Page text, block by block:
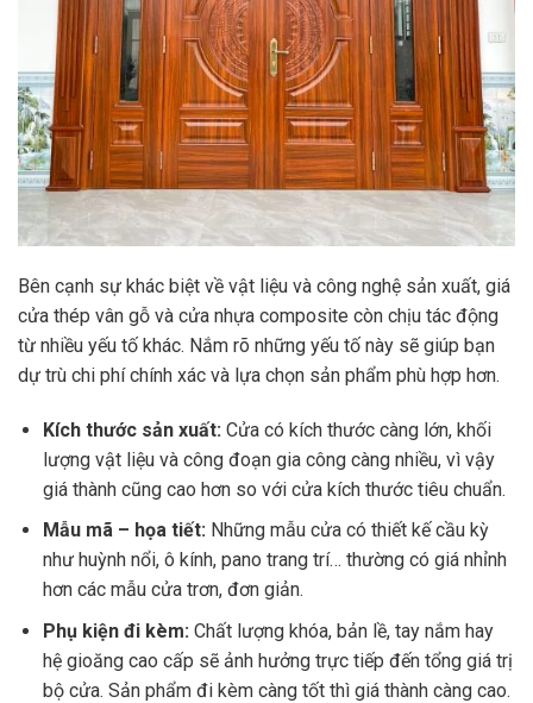
Bên cạnh sự khác biệt về vật liệu và công nghệ sản xuất, giá
cửa thép vân gỗ và cửa nhựa composite còn chịu tác động
từ nhiều yếu tố khác. Nắm rõ những yếu tố này sẽ giúp bạn
dự trù chi phí chính xác và lựa chọn sản phẩm phù hợp hơn.
Kích thước sản xuất: Cửa có kích thước càng lớn, khối
lượng vật liệu và công đoạn gia công càng nhiều, vì vậy
giá thành cũng cao hơn so với cửa kích thước tiêu chuẩn.
Mẫu mã – họa tiết: Những mẫu cửa có thiết kế cầu kỳ
như huỳnh nổi, ô kính, pano trang trí… thường có giá nhỉnh
hơn các mẫu cửa trơn, đơn giản.
Phụ kiện đi kèm: Chất lượng khóa, bản lề, tay nắm hay
hệ gioăng cao cấp sẽ ảnh hưởng trực tiếp đến tổng giá trị
bộ cửa. Sản phẩm đi kèm càng tốt thì giá thành càng cao.